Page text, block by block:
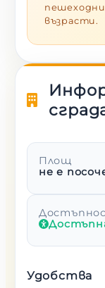
възрасти.
Площ
не е
Удобства